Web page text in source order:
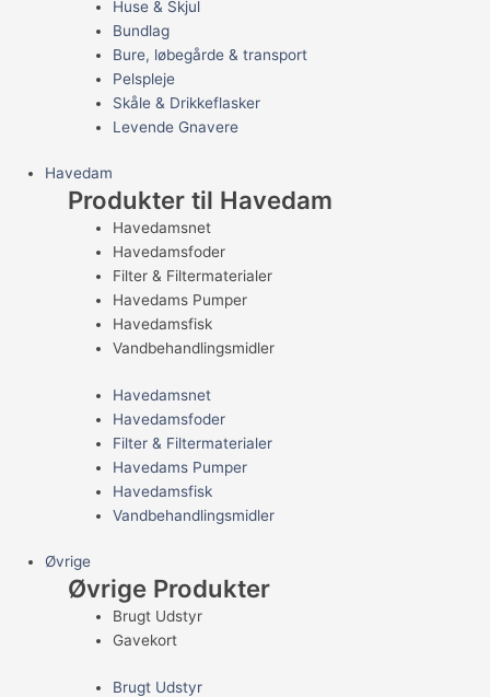
Huse & Skjul
Bundlag
Bure, løbegårde & transport
Pelspleje
Skåle & Drikkeflasker
Levende Gnavere
Havedam
Produkter til Havedam
Havedamsnet
Havedamsfoder
Filter & Filtermaterialer
Havedams Pumper
Havedamsfisk
Vandbehandlingsmidler
Havedamsnet
Havedamsfoder
Filter & Filtermaterialer
Havedams Pumper
Havedamsfisk
Vandbehandlingsmidler
Øvrige
Øvrige Produkter
Brugt Udstyr
Gavekort
Brugt Udstyr